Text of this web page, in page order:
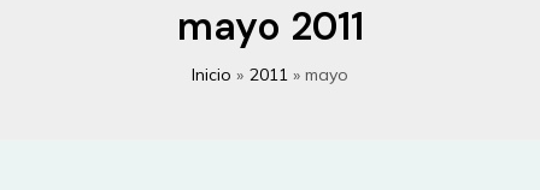
mayo 2011
Inicio 2011 mayo